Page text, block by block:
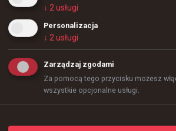
↓ 2usługi
Personalizacja
↓ 2usługi
Zarządzaj zgodami
Za pomocą tego przycisku możesz
wszystkie opcjonalne usługi.